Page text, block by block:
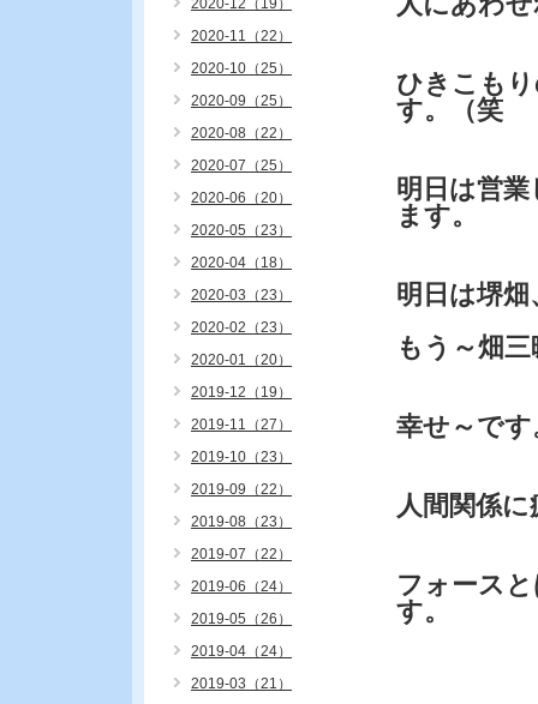
ひきこも
す。（笑
明日は営
ます。
明日は堺
もう～畑
幸せ～です
人間関係
フォース
す。
2020-12（19）
2020-11（22）
2020-10（25）
2020-09（25）
2020-08（22）
2020-07（25）
2020-06（20）
2020-05（23）
2020-04（18）
2020-03（23）
2020-02（23）
2020-01（20）
2019-12（19）
2019-11（27）
2019-10（23）
2019-09（22）
2019-08（23）
2019-07（22）
2019-06（24）
2019-05（26）
2019-04（24）
2019-03（21）